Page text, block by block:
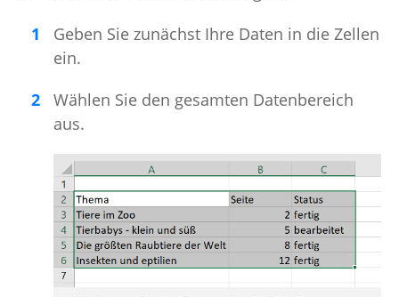
Geben Sie zunächst Ihre Daten in die Zellen
ein.
Wählen Sie den gesamten Datenbereich
aus.